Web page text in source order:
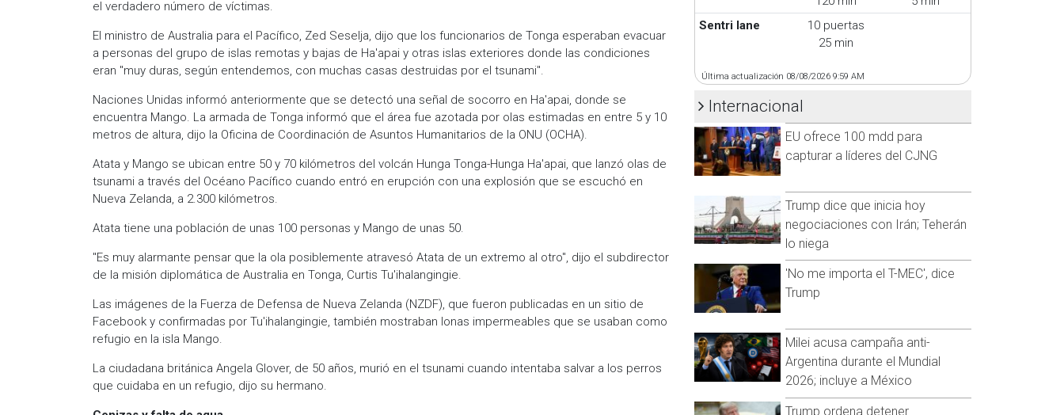
el verdadero número de víctimas.
El ministro de Australia para el Pacífico, Zed Seselja, dijo que los funcionarios de Tonga esperaban evacuar
a personas del grupo de islas remotas y bajas de Ha'apai y otras islas exteriores donde las condiciones
eran "muy duras, según entendemos, con muchas casas destruidas por el tsunami".
Naciones Unidas informó anteriormente que se detectó una señal de socorro en Ha'apai, donde se
encuentra Mango. La armada de Tonga informó que el área fue azotada por olas estimadas en entre 5 y 10
metros de altura, dijo la Oficina de Coordinación de Asuntos Humanitarios de la ONU (OCHA).
Atata y Mango se ubican entre 50 y 70 kilómetros del volcán Hunga Tonga-Hunga Ha'apai, que lanzó olas de
tsunami a través del Océano Pacífico cuando entró en erupción con una explosión que se escuchó en
Nueva Zelanda, a 2.300 kilómetros.
Atata tiene una población de unas 100 personas y Mango de unas 50.
"Es muy alarmante pensar que la ola posiblemente atravesó Atata de un extremo al otro", dijo el subdirector
de la misión diplomática de Australia en Tonga, Curtis Tu'ihalangingie.
Las imágenes de la Fuerza de Defensa de Nueva Zelanda (NZDF), que fueron publicadas en un sitio de
Facebook y confirmadas por Tu'ihalangingie, también mostraban lonas impermeables que se usaban como
refugio en la isla Mango.
La ciudadana británica Angela Glover, de 50 años, murió en el tsunami cuando intentaba salvar a los perros
que cuidaba en un refugio, dijo su hermano.
Sentri lane
10 puertas
25 min
Última actualización 08/08/2026 9:59 AM
Internacional
EU ofrece 100 mdd para
capturar a líderes del CJNG
Trump dice que inicia hoy
negociaciones con Irán; Teherán
lo niega
'No me importa el T-MEC', dice
Trump
Milei acusa campaña anti-
Argentina durante el Mundial
2026; incluye a México
Trump ordena detener